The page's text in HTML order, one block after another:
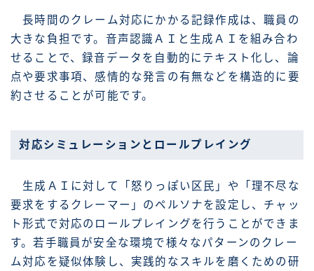
長時間のクレーム対応にかかる記録作成は、職員の
大きな負担です。音声認識ＡＩと生成ＡＩを組み合わ
せることで、録音データを自動的にテキスト化し、論
点や要求事項、感情的な発言の有無などを構造的に要
約させることが可能です。
対応シミュレーションとロールプレイング
生成ＡＩに対して「怒りっぽい区民」や「理不尽な
要求をするクレーマー」のペルソナを設定し、チャッ
ト形式で対応のロールプレイングを行うことができま
す。若手職員が安全な環境で様々なパターンのクレー
ム対応を疑似体験し、実践的なスキルを磨くための研